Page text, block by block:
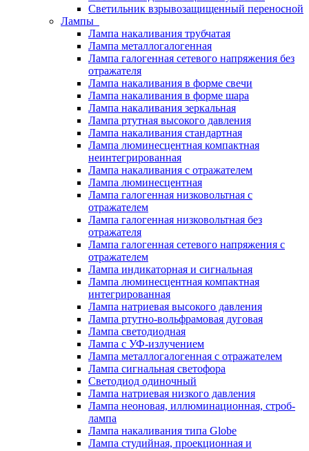
Светильник взрывозащищенный переносной
Лампы
Лампа накаливания трубчатая
Лампа металлогалогенная
Лампа галогенная сетевого напряжения без
отражателя
Лампа накаливания в форме свечи
Лампа накаливания в форме шара
Лампа накаливания зеркальная
Лампа ртутная высокого давления
Лампа накаливания стандартная
Лампа люминесцентная компактная
неинтегрированная
Лампа накаливания с отражателем
Лампа люминесцентная
Лампа галогенная низковольтная с
отражателем
Лампа галогенная низковольтная без
отражателя
Лампа галогенная сетевого напряжения с
отражателем
Лампа индикаторная и сигнальная
Лампа люминесцентная компактная
интегрированная
Лампа натриевая высокого давления
Лампа ртутно-вольфрамовая дуговая
Лампа светодиодная
Лампа с УФ-излучением
Лампа металлогалогенная с отражателем
Лампа сигнальная светофора
Светодиод одиночный
Лампа натриевая низкого давления
Лампа неоновая, иллюминационная, строб-
лампа
Лампа накаливания типа Globe
Лампа студийная, проекционная и